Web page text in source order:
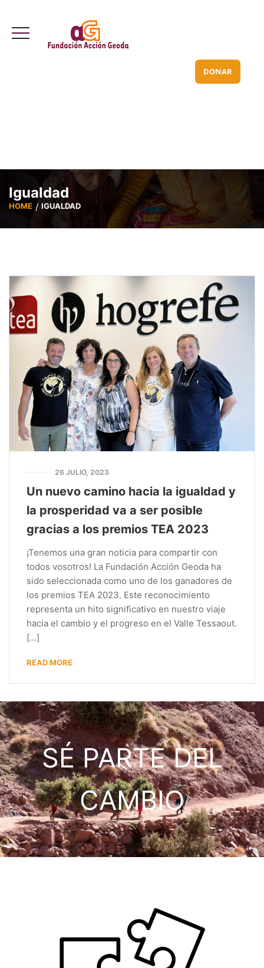
DONAR
Igualdad
HOME IGUALDAD
26 JULIO, 2023
Un nuevo camino hacia la igualdad y
la prosperidad va a ser posible
gracias a los premios TEA 2023
¡Tenemos una gran noticia para compartir con
todos vosotros! La Fundación Acción Geoda ha
sido seleccionada como uno de los ganadores de
los premios TEA 2023. Este reconocimiento
representa un hito significativo en nuestro viaje
hacia el cambio y el progreso en el Valle Tessaout.
[…]
READ MORE
SÉ PARTE DEL
CAMBIO